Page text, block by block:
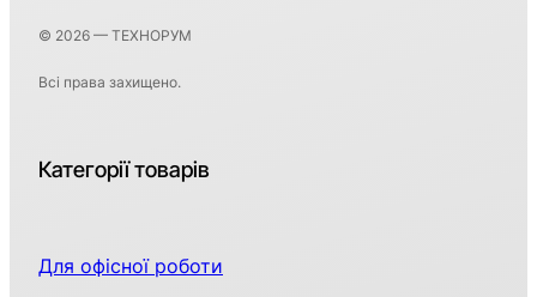
© 2026 — ТЕХНОРУМ
Всі права захищено.
Категорії товарів
Для офісної роботи